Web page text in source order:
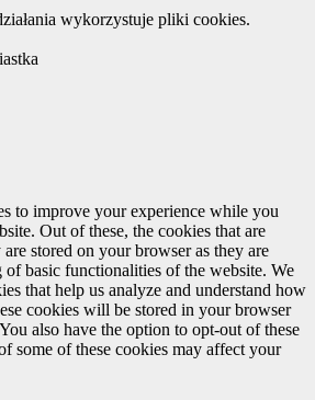
wykorzystuje pliki cookies.
to improve your experience while you
Out of these, the cookies that are
are stored on your browser as they are
basic functionalities of the website. We
that help us analyze and understand how
cookies will be stored in your browser
also have the option to opt-out of these
some of these cookies may affect your